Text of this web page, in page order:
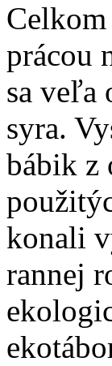
prácou
sa veľa
syra.
bábik z
konali
rannej